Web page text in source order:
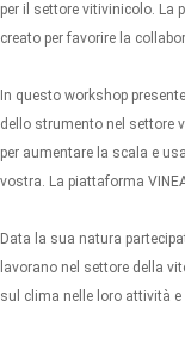
per il settore vitivinicolo. La
creato per favorire la
In questo workshop
dello strumento nel settore
per aumentare la scala e
vostra. La piattaforma
Data la sua natura
lavorano nel settore della
sul clima nelle loro attività